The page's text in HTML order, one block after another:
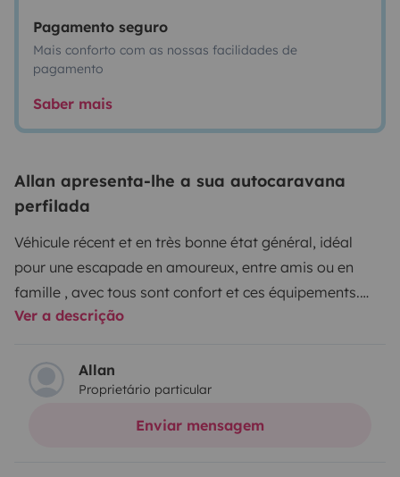
Pagamento seguro
Mais conforto com as nossas facilidades de
pagamento
Saber mais
Allan apresenta-lhe a sua autocaravana
perfilada
Véhicule récent et en très bonne état général, idéal
pour une escapade en amoureux, entre amis ou en
famille , avec tous sont confort et ces équipements.
Tres simple à conduire, boîte manuelle, poste radio
disposition pour toute location : câble électrique ( pour
le raccorder en cas de location longue durée), les cales
pour mètre de niveau si besoin, un table de pique-nique
Ver a descrição
Allan
Proprietário particular
Enviar mensagem